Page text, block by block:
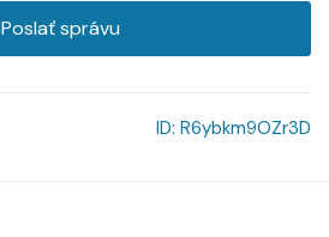
Poslať správu
ID: R6ybkm9OZr3D